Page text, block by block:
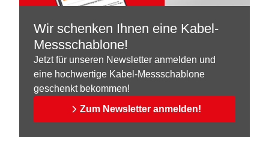
Wir schenken Ihnen eine Kabel-
Messschablone!
Jetzt für unseren Newsletter anmelden und
eine hochwertige Kabel-Messschablone
geschenkt bekommen!
Zum Newsletter anmelden!